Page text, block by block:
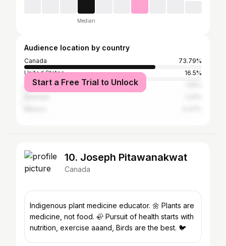
Median
Audience location by country
Canada
73.79%
United States
16.5%
United Kingdom
Start a Free Trial to Unlock
10. Joseph Pitawanakwat
Canada
Indigenous plant medicine educator. 🌼 Plants are
medicine, not food. 🦣 Pursuit of health starts with
nutrition, exercise aaand, Birds are the best. 🐦